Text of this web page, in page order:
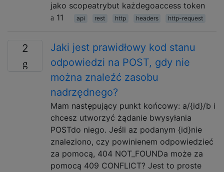
jako scopeatrybut każdegoaccess token
11
api rest http headers http-request
2
Jaki jest prawidłowy kod stanu
odpowiedzi na POST, gdy nie
można znaleźć zasobu
nadrzędnego?
Mam następujący punkt końcowy: a/{id}/b i
chcesz utworzyć żądanie bwysyłania
POSTdo niego. Jeśli az podanym {id}nie
znaleziono, czy powinienem odpowiedzieć
za pomocą, 404 NOT_FOUNDa może za
pomocą 409 CONFLICT? Jest to proste